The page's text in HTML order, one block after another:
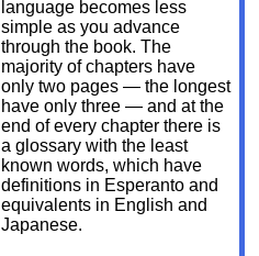
language becomes less
simple as you advance
through the book. The
majority of chapters have
only two pages — the longest
have only three — and at the
end of every chapter there is
a glossary with the least
known words, which have
definitions in Esperanto and
equivalents in English and
Japanese.